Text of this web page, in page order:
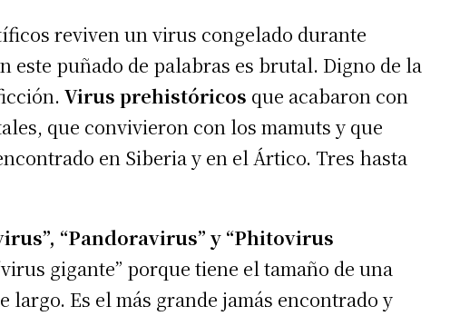
reviven un virus congelado durante
este puñado de palabras es brutal. Digno de la
Virus prehistóricos que acabaron con
que convivieron con los mamuts y que
en Siberia y en el Ártico. Tres hasta
“Pandoravirus” y “Phitovirus
gigante” porque tiene el tamaño de una
largo. Es el más grande jamás encontrado y